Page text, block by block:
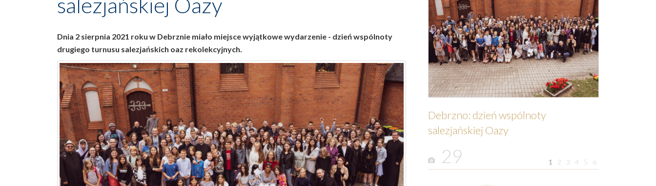
Dnia 2 sierpnia 2021 roku w Debrznie miało miejsce wyjątkowe wydarzenie - dzień wspólnoty
drugiego turnusu salezjańskich oaz rekolekcyjnych.
Debrzno: dzień wspólnoty
salezjańskiej Oazy
29 1 2 3 4 5 6